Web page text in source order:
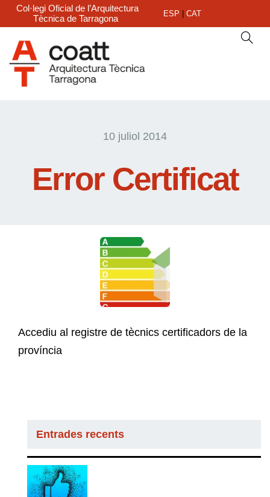
Col·legi Oficial de l’Arquitectura
Tècnica de Tarragona
ESP CAT
10 juliol 2014
Error Certificat
Accediu al registre de tècnics certificadors de la
província
Entrades recents